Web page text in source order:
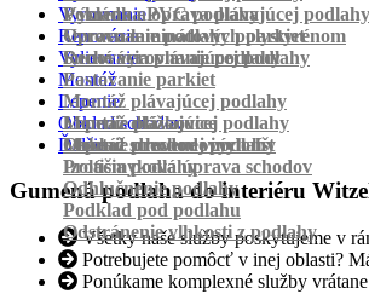
Pokládka PVC podlahy
Výmena a oprava plávajúcej podlahy
Oprava laminátových parkiet
Vyrovnanie
Vyrovnanie podlahy polystyrénom
Suché vyrovnanie podlahy
Renovácia
Renovácia plávajúcej podlahy
Pastovanie parkiet
Vylievanie
Montáž
Montáž plávajúcej podlahy
Montáž dlážkovice
Montáž prechodových líšt
Lepenie
Lepenie plávajúcej podlahy
Lepenie drevenej podlahy
Obklad schodov
Obklad schodov vinylom
Protišmyková úprava schodov
Ďalšie
Izolácia podlahy
Odhlučnenie podlahy
Podklad pod podlahu
Odstránenie vlhkosti z podlahy
Gumená podlaha do interiéru
Všetky naše služby poskytujeme v
Potrebujete pomôcť v inej oblasti?
Ponúkame komplexné služby